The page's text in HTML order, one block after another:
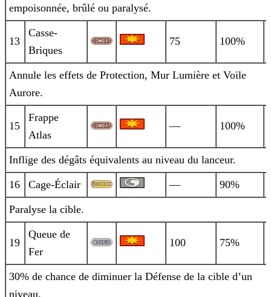
empoisonnée, brûlé ou paralysé.
13
Casse-
Briques
75 100%
Annule les effets de Protection, Mur Lumière et Voile
Aurore.
15
Frappe
Atlas
— 100%
Inflige des dégâts équivalents au niveau du lanceur.
16 Cage-Éclair — 90%
Paralyse la cible.
19
Queue de
Fer
100 75%
30% de chance de diminuer la Défense de la cible d’un
niveau.